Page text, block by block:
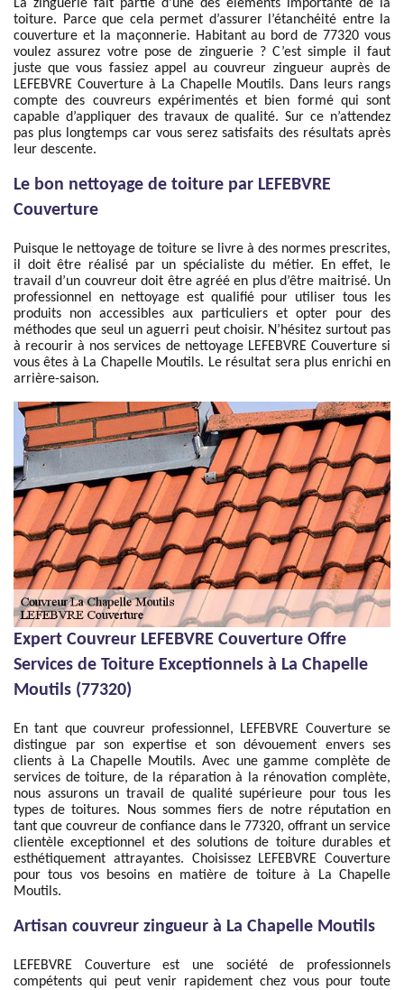
La zinguerie fait partie d’une des éléments importante de la
toiture. Parce que cela permet d’assurer l’étanchéité entre la
couverture et la maçonnerie. Habitant au bord de 77320 vous
voulez assurez votre pose de zinguerie ? C’est simple il faut
juste que vous fassiez appel au couvreur zingueur auprès de
LEFEBVRE Couverture à La Chapelle Moutils. Dans leurs rangs
compte des couvreurs expérimentés et bien formé qui sont
capable d’appliquer des travaux de qualité. Sur ce n’attendez
pas plus longtemps car vous serez satisfaits des résultats après
leur descente.
Le bon nettoyage de toiture par LEFEBVRE
Couverture
Puisque le nettoyage de toiture se livre à des normes prescrites,
il doit être réalisé par un spécialiste du métier. En effet, le
travail d’un couvreur doit être agréé en plus d’être maitrisé. Un
professionnel en nettoyage est qualifié pour utiliser tous les
produits non accessibles aux particuliers et opter pour des
méthodes que seul un aguerri peut choisir. N’hésitez surtout pas
à recourir à nos services de nettoyage LEFEBVRE Couverture si
vous êtes à La Chapelle Moutils. Le résultat sera plus enrichi en
arrière-saison.
Expert Couvreur LEFEBVRE Couverture Offre
Services de Toiture Exceptionnels à La Chapelle
Moutils (77320)
En tant que couvreur professionnel, LEFEBVRE Couverture se
distingue par son expertise et son dévouement envers ses
clients à La Chapelle Moutils. Avec une gamme complète de
services de toiture, de la réparation à la rénovation complète,
nous assurons un travail de qualité supérieure pour tous les
types de toitures. Nous sommes fiers de notre réputation en
tant que couvreur de confiance dans le 77320, offrant un service
clientèle exceptionnel et des solutions de toiture durables et
esthétiquement attrayantes. Choisissez LEFEBVRE Couverture
pour tous vos besoins en matière de toiture à La Chapelle
Moutils.
Artisan couvreur zingueur à La Chapelle Moutils
LEFEBVRE Couverture est une société de professionnels
compétents qui peut venir rapidement chez vous pour toute